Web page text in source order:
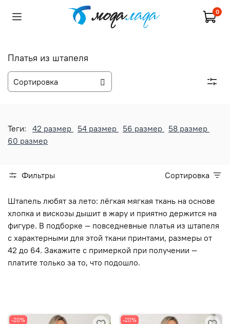
0
Платья из штапеля
Теги: 42 размер 54 размер 56 размер
58 размер
60 размер
Фильтры Сортировка
Штапель любят за лето: лёгкая мягкая ткань на основе
хлопка и вискозы дышит в жару и приятно держится на
фигуре. В подборке — повседневные платья из штапеля
с характерными для этой ткани принтами, размеры от
42 до 64. Закажите с примеркой при получении —
платите только за то, что подошло.
-20% -20%